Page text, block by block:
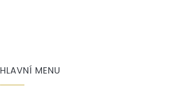
HLAVNÍ MENU